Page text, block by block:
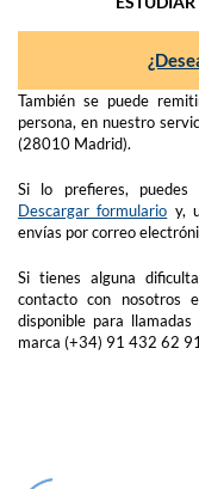
También se puede
persona, en nuestro
(28010 Madrid).
Si lo prefieres,
Descargar formulario y,
envías por correo
Si tienes alguna
contacto con
disponible para
marca (+34) 91 432 62